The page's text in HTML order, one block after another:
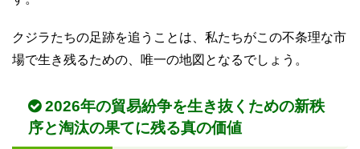
クジラたちの足跡を追うことは、私たちがこの不条理な市
場で生き残るための、唯一の地図となるでしょう。
2026年の貿易紛争を生き抜くための新秩
序と淘汰の果てに残る真の価値